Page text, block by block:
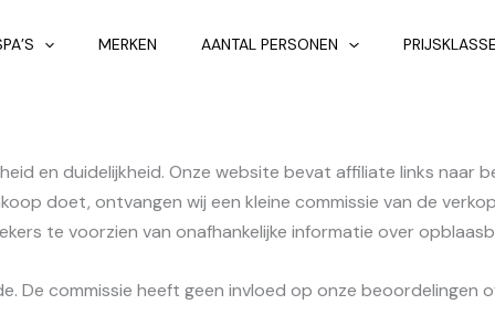
MERKEN AANTAL PERSONEN
en duidelijkheid. Onze website bevat affiliate links naar
doet, ontvangen wij een kleine commissie van de
te voorzien van onafhankelijke informatie over
commissie heeft geen invloed op onze beoordelingen